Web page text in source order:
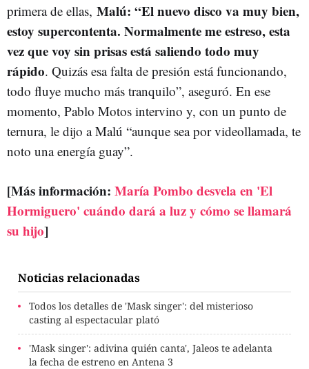
primera de ellas, Malú: “El nuevo disco va muy bien,
estoy supercontenta. Normalmente me estreso, esta
vez que voy sin prisas está saliendo todo muy
rápido. Quizás esa falta de presión está funcionando,
todo fluye mucho más tranquilo”, aseguró. En ese
momento, Pablo Motos intervino y, con un punto de
ternura, le dijo a Malú “aunque sea por videollamada, te
noto una energía guay”.
[Más información: María Pombo desvela en 'El
Hormiguero' cuándo dará a luz y cómo se llamará
su hijo]
Noticias relacionadas
Todos los detalles de 'Mask singer': del misterioso
casting al espectacular plató
'Mask singer': adivina quién canta', Jaleos te adelanta
la fecha de estreno en Antena 3